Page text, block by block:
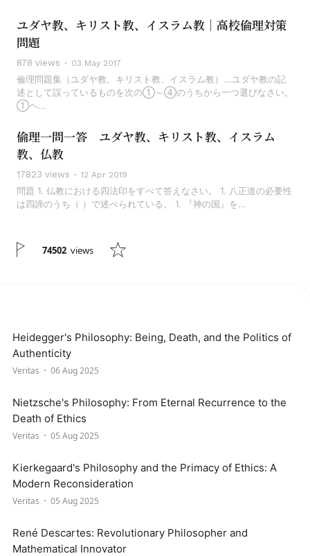
ユダヤ教、キリスト教、イスラム教｜高校倫理対策
問題
878 views 03 May 2017
倫理問題集（ユダヤ教、キリスト教、イスラム教）...ユダヤ教の記
述として誤っているものを次の①～④のうちから一つ選びなさい。
①ヘ...
倫理一問一答 ユダヤ教、キリスト教、イスラム
教、仏教
17823 views 12 Apr 2019
問題 1. 仏教における四法印をすべて答えなさい。 1. 八正道の必要性
は四諦のうち（ ）で述べられている。 1. 『神の国』を...
74502 views
Heidegger's Philosophy: Being, Death, and the Politics of
Authenticity
Veritas 06 Aug 2025
Nietzsche's Philosophy: From Eternal Recurrence to the
Death of Ethics
Veritas 05 Aug 2025
Kierkegaard's Philosophy and the Primacy of Ethics: A
Modern Reconsideration
Veritas 05 Aug 2025
René Descartes: Revolutionary Philosopher and
Mathematical Innovator